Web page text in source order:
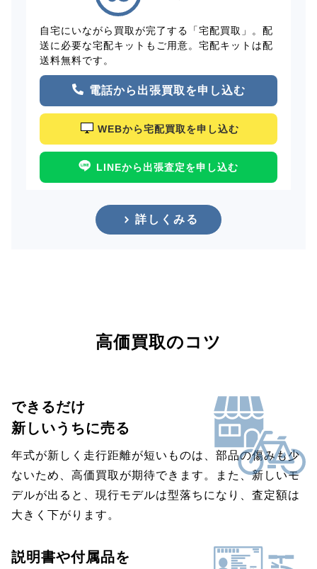
自宅にいながら買取が完了する「宅配買取」。配
送に必要な宅配キットもご用意。宅配キットは配
送料無料です。
電話から出張買取を申し込む
WEBから宅配買取を申し込む
LINEから出張査定を申し込む
詳しくみる
高価買取のコツ
できるだけ
新しいうちに売る
年式が新しく走行距離が短いものは、部品の傷みも少
ないため、高価買取が期待できます。また、新しいモ
デルが出ると、現行モデルは型落ちになり、査定額は
大きく下がります。
説明書や付属品を